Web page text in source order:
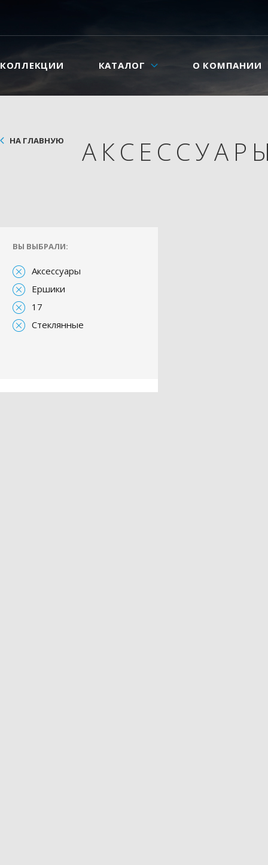
КОЛЛЕКЦИИ КАТАЛОГ О КОМПАНИИ
НА ГЛАВНУЮ
ВЫ ВЫБРАЛИ:
Аксессуары
Ершики
17
Стеклянные